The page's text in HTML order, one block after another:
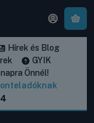
Hírek és Blog
GYIK
Önnél!